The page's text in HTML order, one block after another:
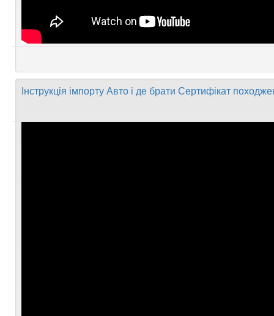
Інструкція імпорту Авто і де брати Сертифікат